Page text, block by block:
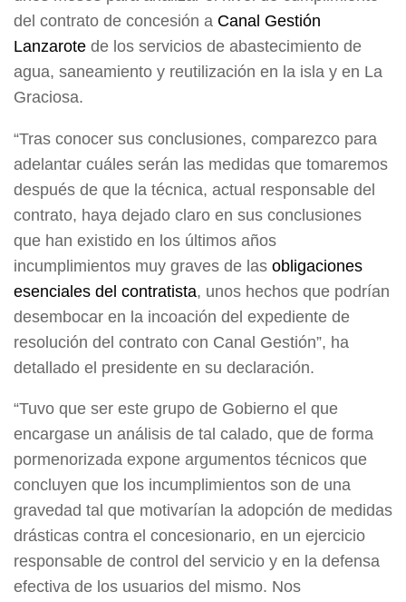
del contrato de concesión a Canal Gestión
Lanzarote de los servicios de abastecimiento de
agua, saneamiento y reutilización en la isla y en La
Graciosa.
“Tras conocer sus conclusiones, comparezco para
adelantar cuáles serán las medidas que tomaremos
después de que la técnica, actual responsable del
contrato, haya dejado claro en sus conclusiones
que han existido en los últimos años
incumplimientos muy graves de las obligaciones
esenciales del contratista, unos hechos que podrían
desembocar en la incoación del expediente de
resolución del contrato con Canal Gestión”, ha
detallado el presidente en su declaración.
“Tuvo que ser este grupo de Gobierno el que
encargase un análisis de tal calado, que de forma
pormenorizada expone argumentos técnicos que
concluyen que los incumplimientos son de una
gravedad tal que motivarían la adopción de medidas
drásticas contra el concesionario, en un ejercicio
responsable de control del servicio y en la defensa
efectiva de los usuarios del mismo. Nos